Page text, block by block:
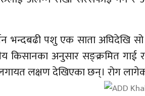
भन्दबढी पशु एक साता अघिदेखि
किसानका अनुसार सङ्क्रमित
लक्षण देखिएका छन्। रोग